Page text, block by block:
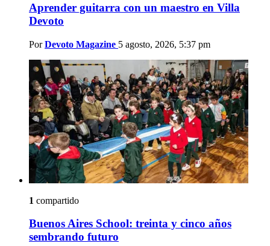
Aprender guitarra con un maestro en Villa
Devoto
Por Devoto Magazine 5 agosto, 2026, 5:37 pm
1 compartido
Buenos Aires School: treinta y cinco años
sembrando futuro